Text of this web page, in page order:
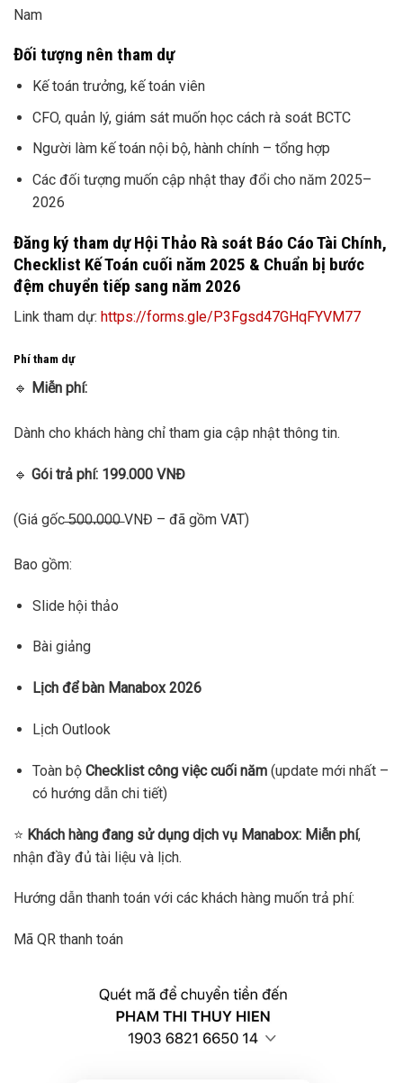
Nam
Đối tượng nên tham dự
Kế toán trưởng, kế toán viên
CFO, quản lý, giám sát muốn học cách rà soát BCTC
Người làm kế toán nội bộ, hành chính – tổng hợp
Các đối tượng muốn cập nhật thay đổi cho năm 2025–
2026
Đăng ký tham dự Hội Thảo Rà soát Báo Cáo Tài Chính,
Checklist Kế Toán cuối năm 2025 & Chuẩn bị bước
đệm chuyển tiếp sang năm 2026
Link tham dự: https://forms.gle/P3Fgsd47GHqFYVM77
Phí tham dự
🔹 Miễn phí:
Dành cho khách hàng chỉ tham gia cập nhật thông tin.
🔹 Gói trả phí: 199.000 VNĐ
(Giá gốc ̶5̶0̶0̶.̶0̶0̶0̶ VNĐ – đã gồm VAT)
Bao gồm:
Slide hội thảo
Bài giảng
Lịch để bàn Manabox 2026
Lịch Outlook
Toàn bộ Checklist công việc cuối năm(update mới nhất –
có hướng dẫn chi tiết)
⭐ Khách hàng đang sử dụng dịch vụ Manabox: Miễn phí,
nhận đầy đủ tài liệu và lịch.
Hướng dẫn thanh toán với các khách hàng muốn trả phí:
Mã QR thanh toán